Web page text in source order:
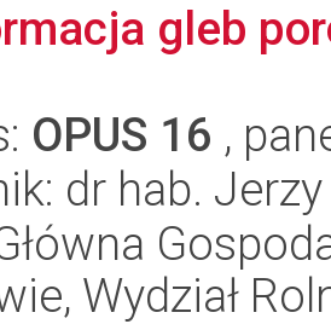
gleb
OPUS 16 ,
dr hab.
Wydział